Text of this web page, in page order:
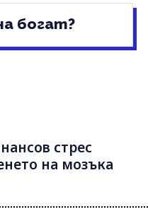
богат?
стрес
на мозъка